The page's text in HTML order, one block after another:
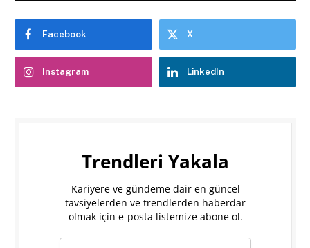
Facebook X
Instagram LinkedIn
Trendleri Yakala
Kariyere ve gündeme dair en güncel
tavsiyelerden ve trendlerden haberdar
olmak için e-posta listemize abone ol.